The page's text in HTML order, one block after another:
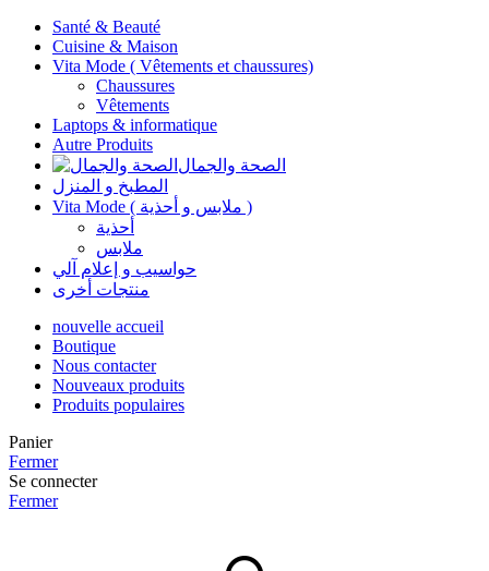
Santé & Beauté
Cuisine & Maison
Vita Mode ( Vêtements et chaussures)
Chaussures
Vêtements
Laptops & informatique
Autre Produits
الصحة والجمال
المطبخ و المنزل
Vita Mode ( ملابس و أحذية )
أحذية
ملابس
حواسيب و إعلام آلي
منتجات أخرى
nouvelle accueil
Boutique
Nous contacter
Nouveaux produits
Produits populaires
Panier
Fermer
Se connecter
Fermer